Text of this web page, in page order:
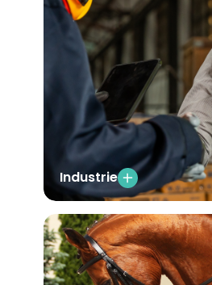
Industrie